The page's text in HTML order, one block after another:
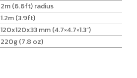
2m (6.6ft) radius
1.2m (3.9ft)
120x120x33 mm (4.7×4.7×1.3”)
220g (7.8 oz)